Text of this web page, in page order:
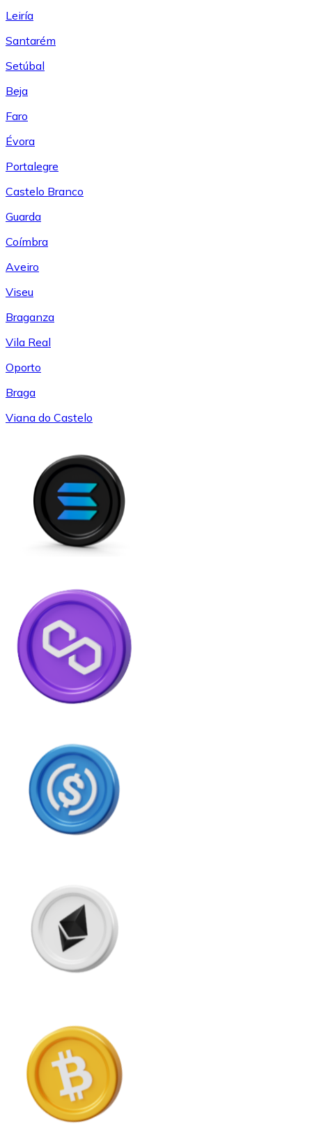
Leiría
Santarém
Setúbal
Beja
Faro
Évora
Portalegre
Castelo Branco
Guarda
Coímbra
Aveiro
Viseu
Braganza
Vila Real
Oporto
Braga
Viana do Castelo